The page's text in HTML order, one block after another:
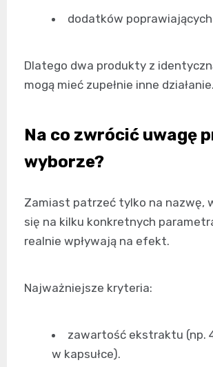
dodatków poprawiających
Dlatego dwa produkty z
mogą mieć zupełnie inne działanie.
Na co zwrócić uwagę
wyborze?
Zamiast patrzeć tylko na nazwę,
się na kilku konkretnych
realnie wpływają na efekt.
Najważniejsze kryteria:
zawartość ekstraktu (np.
w kapsułce).